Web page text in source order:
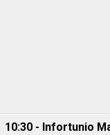
10:30 - Infortunio